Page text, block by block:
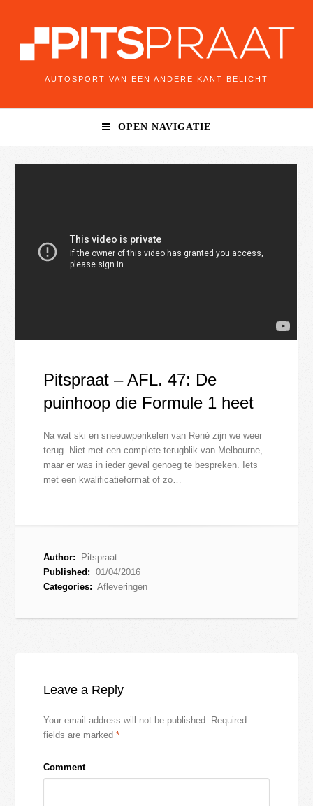
AUTOSPORT VAN EEN ANDERE KANT BELICHT
OPEN NAVIGATIE
Pitspraat – AFL. 47: De
puinhoop die Formule 1 heet
Na wat ski en sneeuwperikelen van René zijn we weer
terug. Niet met een complete terugblik van Melbourne,
maar er was in ieder geval genoeg te bespreken. Iets
met een kwalificatieformat of zo…
Author:
Pitspraat
Published: 01/04/2016
Categories: Afleveringen
Leave a Reply
Your email address will not be published. Required
fields are marked*
Comment